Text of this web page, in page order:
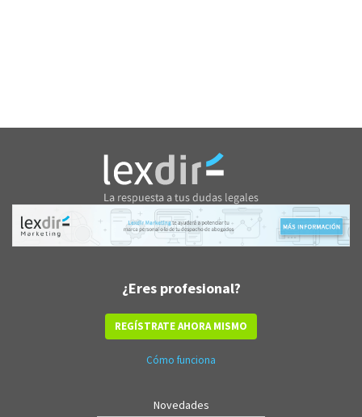
¿Eres profesional?
REGÍSTRATE AHORA MISMO
Cómo funciona
Novedades